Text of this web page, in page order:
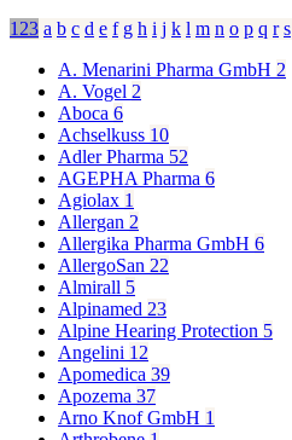
123 a b c d e f g h i j k l m n o p q r s
A. Menarini Pharma GmbH 2
A. Vogel 2
Aboca 6
Achselkuss 10
Adler Pharma 52
AGEPHA Pharma 6
Agiolax 1
Allergan 2
Allergika Pharma GmbH 6
AllergoSan 22
Almirall 5
Alpinamed 23
Alpine Hearing Protection 5
Angelini 12
Apomedica 39
Apozema 37
Arno Knof GmbH 1